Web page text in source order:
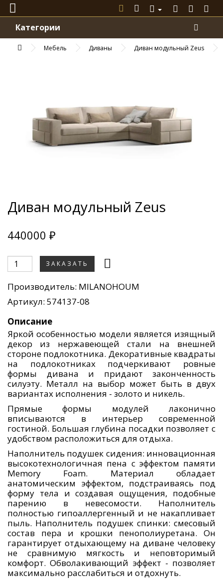
Категории
Мебель Диваны Диван модульный Zeus
Диван модульный Zeus
440000 ₽
ЗАКАЗАТЬ
Производитель: MILANOHOUM
Артикул: 574137-08
Описание
Яркой особенностью модели является изящный
декор из нержавеющей стали на внешней
стороне подлокотника. Декоративные квадраты
на подлокотниках подчеркивают ровные
формы дивана и придают законченность
силуэту. Металл на выбор может быть в двух
вариантах исполнения - золото и никель.
Прямые формы модулей лаконично
вписываются в интерьер современной
гостиной. Большая глубина посадки позволяет с
удобством расположиться для отдыха.
Наполнитель подушек сидения: инновационная
высокотехнологичная пена с эффектом памяти
Memory Foam. Материал обладает
анатомическим эффектом, подстраиваясь под
форму тела и создавая ощущения, подобные
парению в невесомости. Наполнитель
полностью гипоаллергенный и не накапливает
пыль. Наполнитель подушек спинки: смесовый
состав пера и крошки пенополиуретана. Он
гарантирует отдыхающему на диване человеку
не сравнимую мягкость и неповторимый
комфорт. Обволакивающий эффект - позволяет
максимально расслабиться и отдохнуть.